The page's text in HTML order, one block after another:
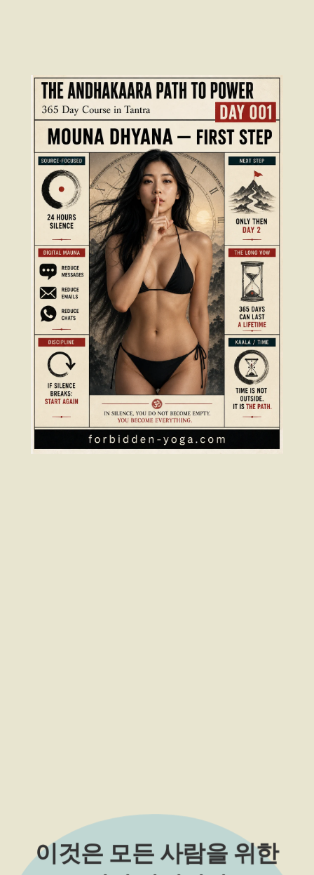
이것은 모든 사람을 위한